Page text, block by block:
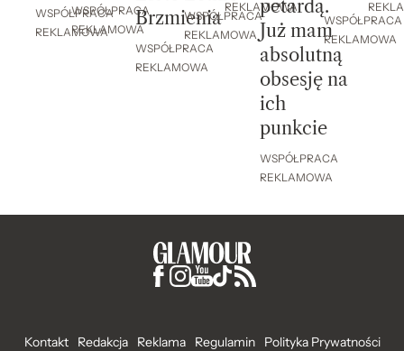
WSPÓŁPRACA
REKLAMOWA
WSPÓŁPRACA
REKLAMOWA
Brzmienia
WSPÓŁPRACA
REKLAMOWA
WSPÓŁPRACA
REKLAMOWA
REKLAMOWA
petardą.
Już mam
absolutną
obsesję na
ich
punkcie
WSPÓŁPRACA
REKLAMOWA
WSPÓŁPRACA
REKLAMOWA
Kontakt Redakcja Reklama Regulamin
Polityka Prywatności